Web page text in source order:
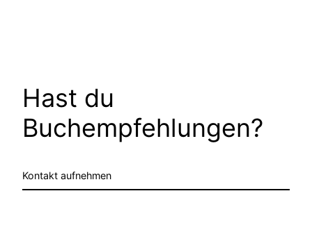
Hast du
Buchempfehlungen?
Kontakt aufnehmen